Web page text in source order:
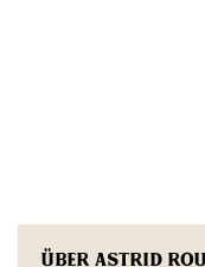
Über Astrid